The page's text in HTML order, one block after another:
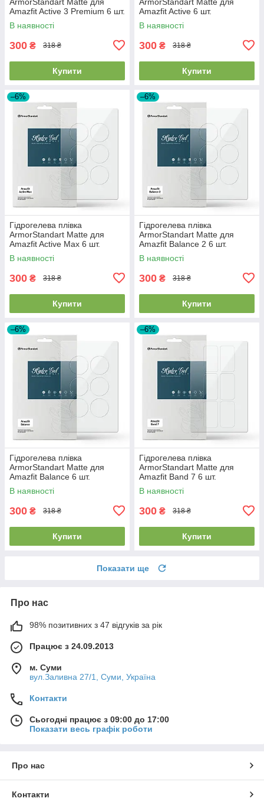
Amazfit Active 3 Premium 6 шт.
(ARM91947)
В наявності
300 ₴ 318 ₴
Купити
Amazfit Active 6 шт.
(ARM91948)
В наявності
300 ₴ 318 ₴
Купити
–6%
Гідрогелева плівка
ArmorStandart Matte для
Amazfit Active Max 6 шт.
(ARM91949)
В наявності
300 ₴ 318 ₴
Купити
–6%
Гідрогелева плівка
ArmorStandart Matte для
Amazfit Balance 2 6 шт.
(ARM91950)
В наявності
300 ₴ 318 ₴
Купити
–6%
Гідрогелева плівка
ArmorStandart Matte для
Amazfit Balance 6 шт.
(ARM91951)
В наявності
300 ₴ 318 ₴
Купити
–6%
Гідрогелева плівка
ArmorStandart Matte для
Amazfit Band 7 6 шт.
(ARM91952)
В наявності
300 ₴ 318 ₴
Купити
Показати ще
Про нас
98% позитивних з 47 відгуків за рік
Працює з 24.09.2013
м. Суми
вул.Заливна 27/1, Суми, Україна
Контакти
Сьогодні працює з 09:00 до 17:00
Показати весь графік роботи
Про нас
Контакти